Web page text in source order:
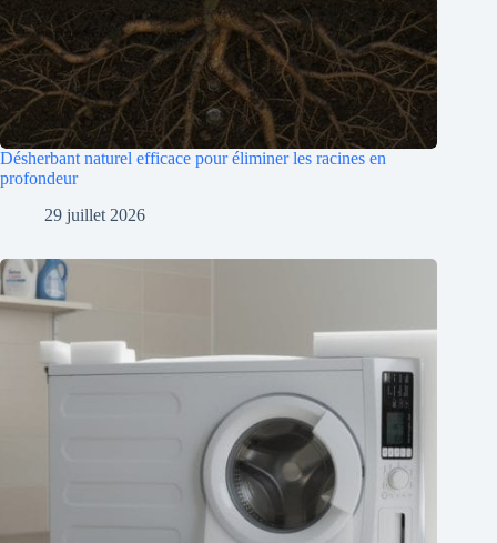
Désherbant naturel efficace pour éliminer les racines en
profondeur
29 juillet 2026